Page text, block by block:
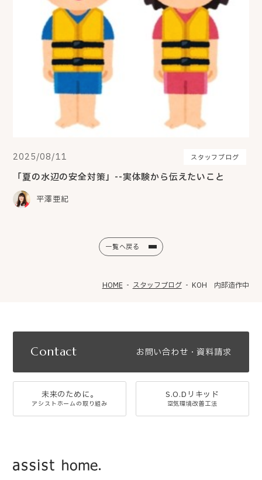
2025/08/11 スタッフブログ
「夏の水辺の安全対策」--実体験から伝えたいこと
平澤亜紀
一覧へ戻る
HOME スタッフブログ KOH 内部造作中
Contact お問い合わせ・資料請求
未来のために。
アシストホームの取り組み
S.O.Dリキッド
空気環境改善工法